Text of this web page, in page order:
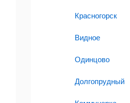
Красногорск
Видное
Одинцово
Долгопрудный